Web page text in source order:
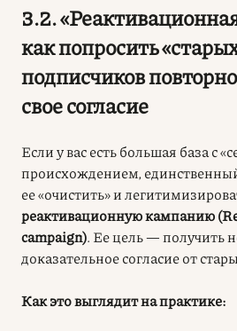
3.2.
как попросить
подписчиков
свое согласие
Если у вас есть большая база с
происхождением,
ее «очистить» и
реактивационную кампанию
campaign). Ее цель — получить
доказательное согласие от
Как это выглядит на практике: